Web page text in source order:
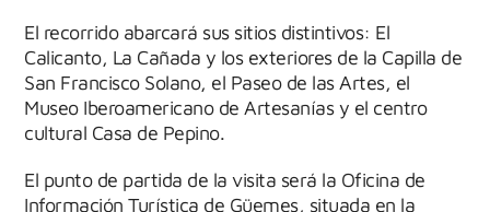
El recorrido abarcará sus sitios distintivos: El
Calicanto, La Cañada y los exteriores de la Capilla de
San Francisco Solano, el Paseo de las Artes, el
Museo Iberoamericano de Artesanías y el centro
cultural Casa de Pepino.
El punto de partida de la visita será la Oficina de
Información Turística de Güemes, situada en la